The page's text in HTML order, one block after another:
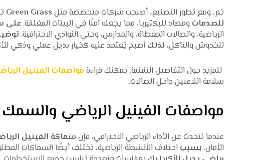
ثم، ومع تطور التصنيع، أصبحت شركات متخصصة مثل Green Grass
للصدمات ومضاد للبكتيريا، مما يجعله آمنًا في البيئات المغلقة. على
الرياضية، والصالات المغطاة، والمدارس، وحتى النوادي الاحترافية.
للخدوش والتآكل، لذلكأصبح يُعتمد عليه كخيار بديل عملي وذكي
للمزيد حول التفاصيل التقنية، يمكنك قراءةمواصفات الفينيل
سلامة اللاعبين داخل الصالات.
مواصفات الفينيل الرياضي
عندما نتحدث عن الأداء الرياضي الاحترافي، فإن سماكة الفينيل
الأمان. بسبب اختلاف الأنشطة الرياضية، تختلف أيضًا السماكات